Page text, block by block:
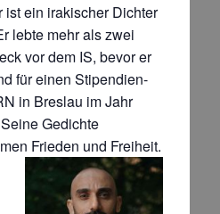
ist ein irakischer Dichter
lebte mehr als zwei
vor dem IS, bevor er
für einen Stipendien-
in Breslau im Jahr
Gedichte
Frieden und Freiheit.